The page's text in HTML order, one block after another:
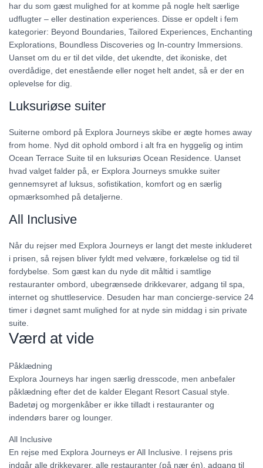
har du som gæst mulighed for at komme på nogle helt særlige
udflugter – eller destination experiences. Disse er opdelt i fem
kategorier: Beyond Boundaries, Tailored Experiences, Enchanting
Explorations, Boundless Discoveries og In-country Immersions.
Uanset om du er til det vilde, det ukendte, det ikoniske, det
overdådige, det enestående eller noget helt andet, så er der en
oplevelse for dig.
Luksuriøse suiter
Suiterne ombord på Explora Journeys skibe er ægte homes away
from home. Nyd dit ophold ombord i alt fra en hyggelig og intim
Ocean Terrace Suite til en luksuriøs Ocean Residence. Uanset
hvad valget falder på, er Explora Journeys smukke suiter
gennemsyret af luksus, sofistikation, komfort og en særlig
opmærksomhed på detaljerne.
All Inclusive
Når du rejser med Explora Journeys er langt det meste inkluderet
i prisen, så rejsen bliver fyldt med velvære, forkælelse og tid til
fordybelse. Som gæst kan du nyde dit måltid i samtlige
restauranter ombord, ubegrænsede drikkevarer, adgang til spa,
internet og shuttleservice. Desuden har man concierge-service 24
timer i døgnet samt mulighed for at nyde sin middag i sin private
suite.
Værd at vide
Påklædning
Explora Journeys har ingen særlig dresscode, men anbefaler
påklædning efter det de kalder Elegant Resort Casual style.
Badetøj og morgenkåber er ikke tilladt i restauranter og
indendørs barer og lounger.
All Inclusive
En rejse med Explora Journeys er All Inclusive. I rejsens pris
indgår alle drikkevarer, alle restauranter (på nær én), adgang til